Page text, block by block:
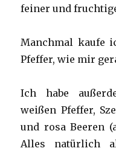
feiner und
Manchmal kaufe
Pfeffer, wie mir
Ich habe
weißen Pfeffer,
und rosa Beeren
Alles natürlich